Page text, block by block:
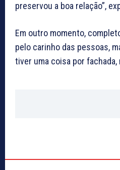
preservou a boa relação”,
Em outro momento,
pelo carinho das pessoas,
tiver uma coisa por fachada,